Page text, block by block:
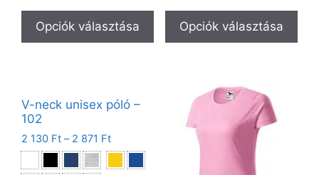
Opciók választása Opciók választása
V-neck unisex póló –
102
2 130 Ft – 2 871 Ft